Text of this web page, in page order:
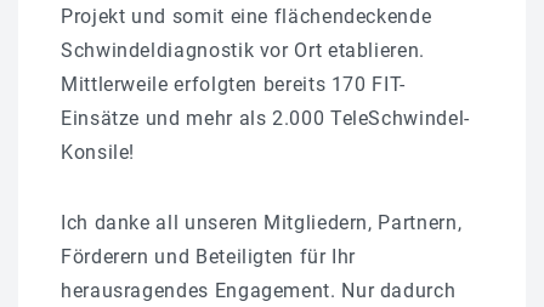
Projekt und somit eine flächendeckende
Schwindeldiagnostik vor Ort etablieren.
Mittlerweile erfolgten bereits 170 FIT-
Einsätze und mehr als 2.000 TeleSchwindel-
Konsile!
Ich danke all unseren Mitgliedern, Partnern,
Förderern und Beteiligten für Ihr
herausragendes Engagement. Nur dadurch